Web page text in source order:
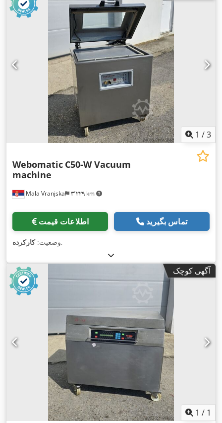
1 /3
Mala Vranjska ۳٬۲۲۹ km
Webomatic C50-W Vacuum
machine
اطلاعات قیمت تماس بگیرید
وضعیت:کارکرده ,
آگهی کوچک
1 / 1